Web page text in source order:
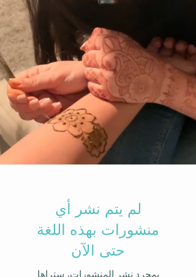
لم يتم نشر أي
منشورات بهذه اللغة
حتى الآن
بمجرد نشر المنشورات، ستراها